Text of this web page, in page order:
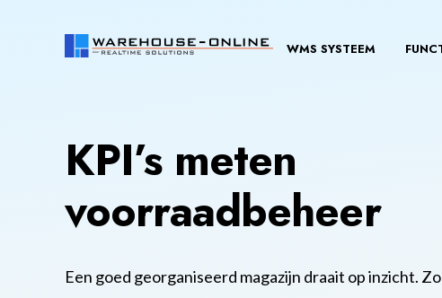
WMS SYSTEEM
KPI’s meten
voorraadbeheer
Een goed georganiseerd magazijn draait op inzicht.